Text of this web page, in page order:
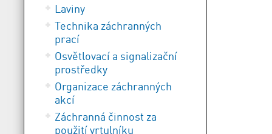
Laviny
Technika záchranných
prací
Osvětlovací a signalizační
prostředky
Organizace záchranných
akcí
Záchranná činnost za
použití vrtulníku